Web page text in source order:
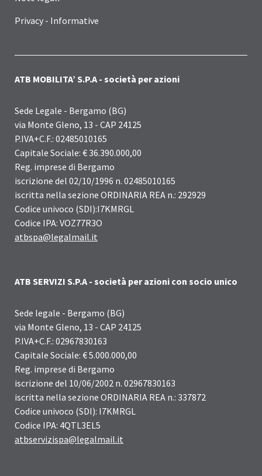
Privacy - Informative
ATB MOBILITA’ S.P.A - società per azioni
Sede Legale - Bergamo (BG)
via Monte Gleno, 13 - CAP 24125
P.IVA+C.F.: 02485010165
Capitale Sociale: € 36.390.000,00
Reg. imprese di Bergamo
iscrizione del 02/10/1996 n. 02485010165
iscritta nella sezione ORDINARIA REA n.: 292929
Codice univoco (SDI):I7KMRGL
Codice IPA: VOZ77R3O
atbspa@legalmail.it
ATB SERVIZI S.P.A - società per azioni con socio unico
Sede legale - Bergamo (BG)
via Monte Gleno, 13 - CAP 24125
P.IVA+C.F.: 02967830163
Capitale Sociale: € 5.000.000,00
Reg. imprese di Bergamo
iscrizione del 10/06/2002 n. 02967830163
iscritta nella sezione ORDINARIA REA n.: 337872
Codice univoco (SDI): I7KMRGL
Codice IPA: 4QTL3EL5
atbservizispa@legalmail.it